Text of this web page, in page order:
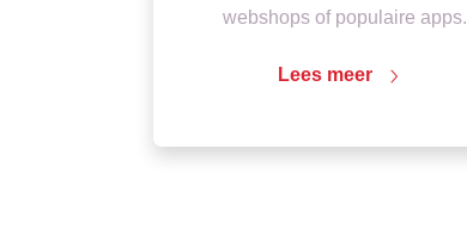
webshops of populaire apps.
Lees meer